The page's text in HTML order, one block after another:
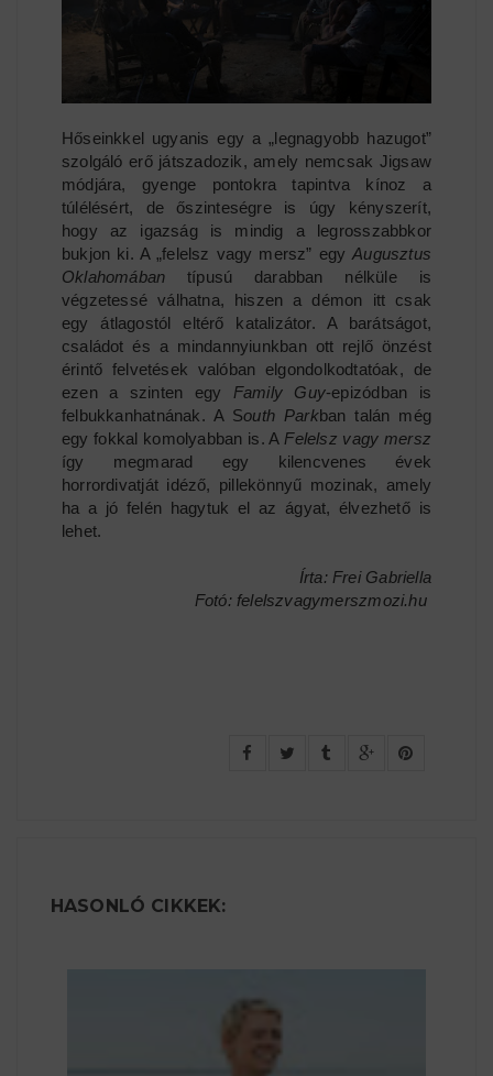
Hőseinkkel ugyanis egy a „legnagyobb hazugot”
szolgáló erő játszadozik, amely nemcsak Jigsaw
módjára, gyenge pontokra tapintva kínoz a
túlélésért, de őszinteségre is úgy kényszerít,
hogy az igazság is mindig a legrosszabbkor
bukjon ki. A „felelsz vagy mersz” egyAugusztus
Oklahomábantípusú darabban nélküle is
végzetessé válhatna, hiszen a démon itt csak
egy átlagostól eltérő katalizátor. A barátságot,
családot és a mindannyiunkban ott rejlő önzést
érintő felvetések valóban elgondolkodtatóak, de
ezen a szinten egy Family Guy-epizódban is
felbukkanhatnának. A South Parkban talán még
egy fokkal komolyabban is. A Felelsz vagy mersz
így megmarad egy kilencvenes évek
horrordivatját idéző, pillekönnyű mozinak, amely
ha a jó felén hagytuk el az ágyat, élvezhető is
lehet.
Írta: Frei Gabriella
Fotó: felelszvagymerszmozi.hu
HASONLÓ CIKKEK: